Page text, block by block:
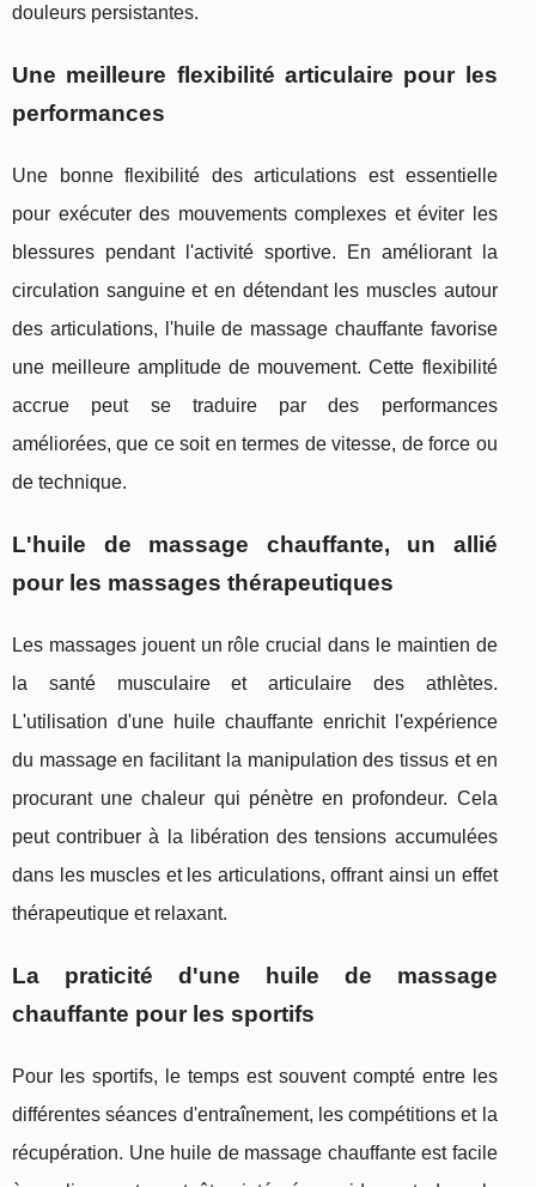
douleurs persistantes.
Une meilleure flexibilité articulaire pour les
performances
Une bonne flexibilité des articulations est essentielle
pour exécuter des mouvements complexes et éviter les
blessures pendant l'activité sportive. En améliorant la
circulation sanguine et en détendant les muscles autour
des articulations, l'huile de massage chauffante favorise
une meilleure amplitude de mouvement. Cette flexibilité
accrue peut se traduire par des performances
améliorées, que ce soit en termes de vitesse, de force ou
de technique.
L'huile de massage chauffante, un allié
pour les massages thérapeutiques
Les massages jouent un rôle crucial dans le maintien de
la santé musculaire et articulaire des athlètes.
L'utilisation d'une huile chauffante enrichit l'expérience
du massage en facilitant la manipulation des tissus et en
procurant une chaleur qui pénètre en profondeur. Cela
peut contribuer à la libération des tensions accumulées
dans les muscles et les articulations, offrant ainsi un effet
thérapeutique et relaxant.
La praticité d'une huile de massage
chauffante pour les sportifs
Pour les sportifs, le temps est souvent compté entre les
différentes séances d'entraînement, les compétitions et la
récupération. Une huile de massage chauffante est facile